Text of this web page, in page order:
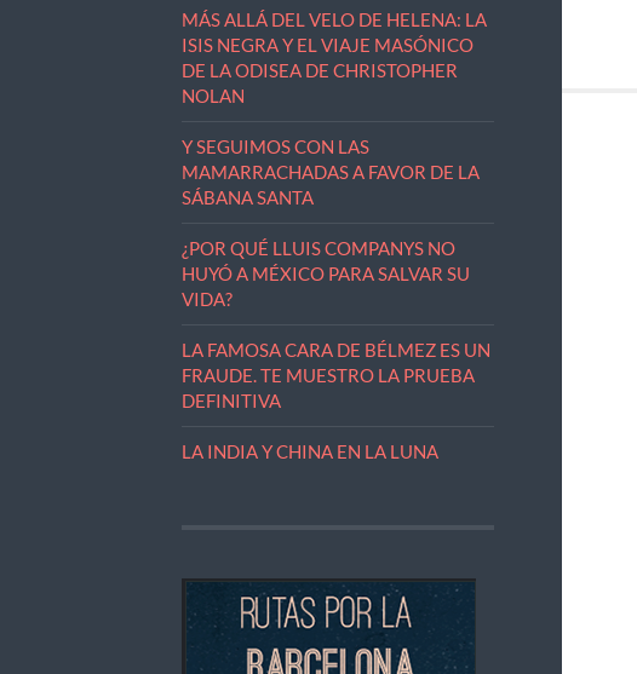
MÁS ALLÁ DEL VELO DE HELENA: LA
ISIS NEGRA Y EL VIAJE MASÓNICO
DE LA ODISEA DE CHRISTOPHER
NOLAN
Y SEGUIMOS CON LAS
MAMARRACHADAS A FAVOR DE LA
SÁBANA SANTA
¿POR QUÉ LLUIS COMPANYS NO
HUYÓ A MÉXICO PARA SALVAR SU
VIDA?
LA FAMOSA CARA DE BÉLMEZ ES UN
FRAUDE. TE MUESTRO LA PRUEBA
DEFINITIVA
LA INDIA Y CHINA EN LA LUNA